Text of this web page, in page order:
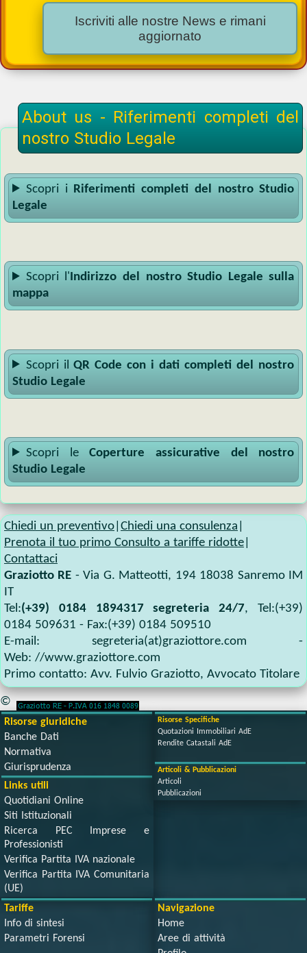
About us - Riferimenti completi del
nostro Studio Legale
Scopri i Riferimenti completi del nostro Studio
Legale
Scopri l'Indirizzo del nostro Studio Legale sulla
mappa
Scopri ilQR Code con i dati completi del nostro
Studio Legale
Scopri leCoperture assicurative del nostro
Studio Legale
Chiedi un preventivo Chiedi una consulenza
Prenota il tuo primo Consulto a tariffe ridotte
Contattaci
Graziotto RE -Via G. Matteotti, 194 18038 Sanremo IM
IT
Tel:(+39) 0184 1894317 segreteria 24/7, Tel:(+39)
0184 509631 - Fax:(+39) 0184 509510
E-mail: segreteria(at)graziottore.com -
Web: //www.graziottore.com
Primo contatto: Avv. Fulvio Graziotto, Avvocato Titolare
©
Risorse giuridiche
Banche Dati
Normativa
Giurisprudenza
Links utili
Quotidiani Online
Siti Istituzionali
Ricerca PEC Imprese e
Professionisti
Verifica Partita IVA nazionale
Verifica Partita IVA Comunitaria
(UE)
Risorse Specifiche
Quotazioni Immobiliari AdE
Rendite Catastali AdE
Articoli & Pubblicazioni
Articoli
Pubblicazioni
Tariffe
Info di sintesi
Parametri Forensi
Navigazione
Home
Aree di attività